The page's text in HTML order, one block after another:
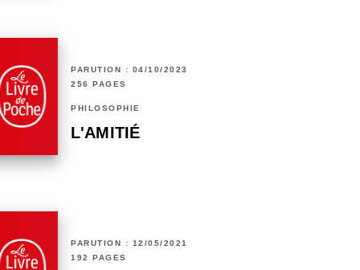
PARUTION : 04/10/2023
256 PAGES
PHILOSOPHIE
L'AMITIÉ
PARUTION : 12/05/2021
192 PAGES